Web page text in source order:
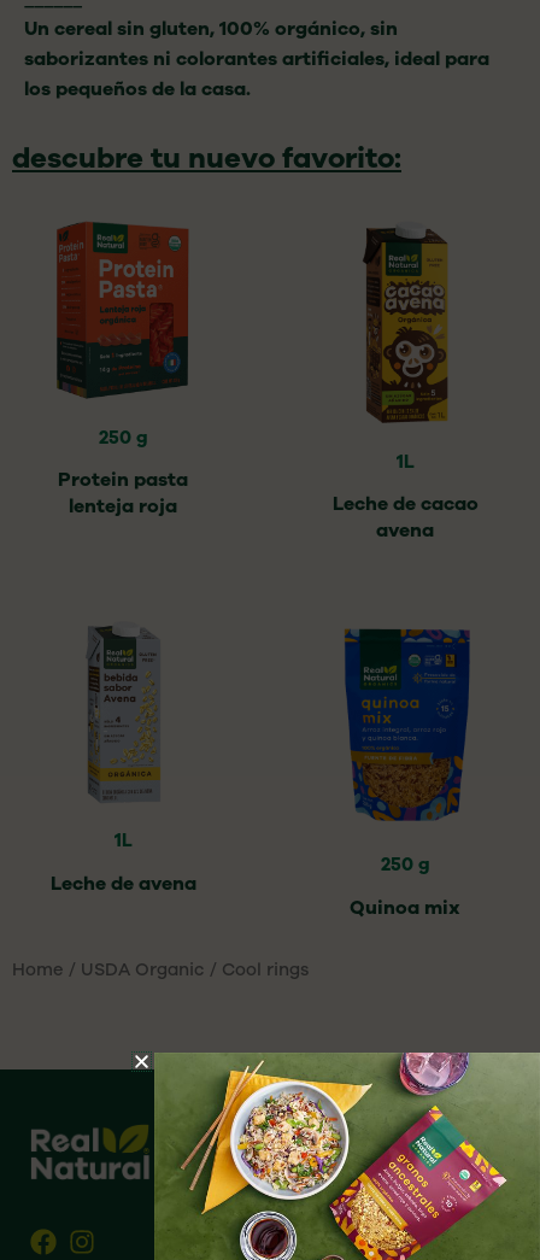
Un cereal sin gluten, 100% orgánico, sin
saborizantes ni colorantes artificiales, ideal para
los pequeños de la casa.
descubre tu nuevo favorito:
250 g
Protein pasta
lenteja roja
1L
Leche de cacao
avena
1L
Leche de avena
250 g
Quinoa mix
Home / USDA Organic / Cool rings
Facebook
Instagram